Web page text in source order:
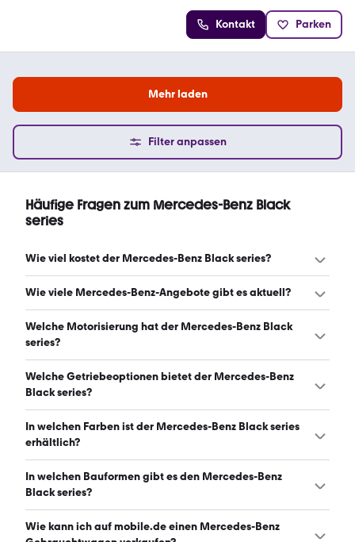
Kontakt Parken
Mehr laden
Filter anpassen
Häufige Fragen zum Mercedes-Benz Black
series
Wie viel kostet der Mercedes-Benz Black series?
Ein guter Preis für einen Mercedes-Benz Black series liegt
Wie viele Mercedes-Benz-Angebote gibt es aktuell?
Es gibt insgesamt 108 Mercedes-Benz bei mobile.de,
davon 108 Gebraucht- und 0 Neuwagen. (Stand:
Welche Motorisierung hat der Mercedes-Benz Black
series?
Der Mercedes-Benz Black series hat Leistungen zwischen
481 und 730 PS. (Stand: 9.8.2026)
Welche Getriebeoptionen bietet der Mercedes-Benz
Black series?
Der Mercedes-Benz Black series ist mit automatischem
Getriebe erhältlich. (Stand: 9.8.2026)
In welchen Farben ist der Mercedes-Benz Black series
erhältlich?
Den Mercedes-Benz Black series gibt es in folgenden
Farben: schwarz, silber, grau, orange, weiß, rot, gelb, grün
9.8.2026)
In welchen Bauformen gibt es den Mercedes-Benz
Black series?
Den Mercedes-Benz Black series gibt es in folgenden
Wie kann ich auf mobile.de einen Mercedes-Benz